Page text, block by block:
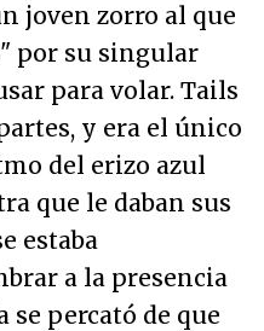
joven zorro al que
por su singular
para volar. Tails
y era el único
del erizo azul
que le daban sus
estaba
a la presencia
se percató de que